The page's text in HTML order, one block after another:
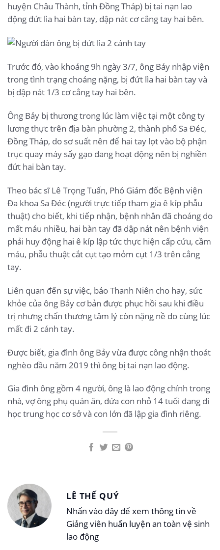
huyện Châu Thành, tỉnh Đồng Tháp) bị tai nạn lao
động đứt lìa hai bàn tay, dập nát cơ cẳng tay hai bên.
Trước đó, vào khoảng 9h ngày 3/7, ông Bảy nhập viện
trong tình trạng choáng nặng, bị đứt lìa hai bàn tay và
bị dập nát 1/3 cơ cẳng tay hai bên.
Ông Bảy bị thương trong lúc làm việc tại một công ty
lương thực trên địa bàn phường 2, thành phố Sa Đéc,
Đồng Tháp, do sơ suất nên để hai tay lọt vào bộ phận
trục quay máy sấy gạo đang hoạt động nên bị nghiền
đứt hai bàn tay.
Theo bác sĩ Lê Trọng Tuấn, Phó Giám đốc Bệnh viện
Đa khoa Sa Đéc (người trực tiếp tham gia ê kíp phẫu
thuật) cho biết, khi tiếp nhận, bệnh nhân đã choáng do
mất máu nhiều, hai bàn tay đã dập nát nên bệnh viện
phải huy động hai ê kíp lập tức thực hiện cấp cứu, cầm
máu, phẫu thuật cắt cụt tạo mỏm cụt 1/3 trên cẳng
tay.
Liên quan đến sự việc, báo Thanh Niên cho hay, sức
khỏe của ông Bảy cơ bản được phục hồi sau khi điều
trị nhưng chấn thương tâm lý còn nặng nề do cùng lúc
mất đi 2 cánh tay.
Được biết, gia đình ông Bảy vừa được công nhận thoát
nghèo đầu năm 2019 thì ông bị tai nạn lao động.
Gia đình ông gồm 4 người, ông là lao động chính trong
nhà, vợ ông phụ quán ăn, đứa con nhỏ 14 tuổi đang đi
học trung học cơ sở và con lớn đã lập gia đình riêng.
LÊ THẾ QUÝ
Nhấn vào đây để xem thông tin về
Giảng viên huấn luyện an toàn vệ sinh
lao động